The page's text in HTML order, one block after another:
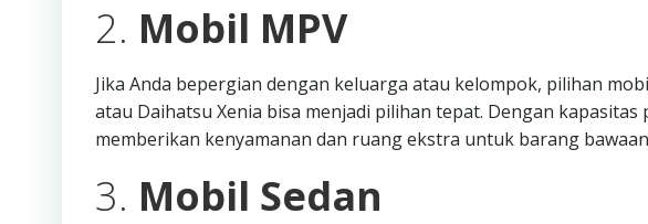
2. Mobil MPV
Jika Anda bepergian dengan keluarga atau kelompok, pilihan
atau Daihatsu Xenia bisa menjadi pilihan tepat. Dengan
memberikan kenyamanan dan ruang ekstra untuk barang
3. Mobil Sedan